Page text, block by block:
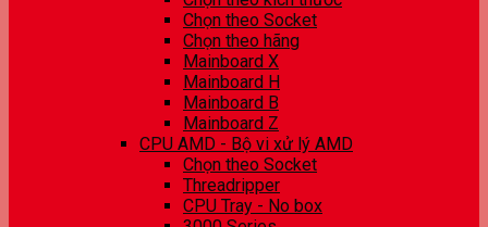
Chọn theo Socket
Chọn theo hãng
Mainboard X
Mainboard H
Mainboard B
Mainboard Z
CPU AMD - Bộ vi xử lý AMD
Chọn theo Socket
Threadripper
CPU Tray - No box